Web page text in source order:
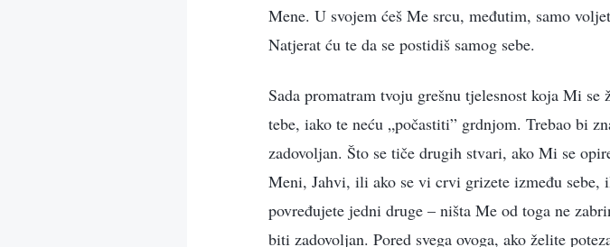
Mene. U svojem ćeš Me srcu, međutim, samo
Natjerat ću te da se postidiš samog sebe.
Sada promatram tvoju grešnu tjelesnost koja Mi
tebe, iako te neću „počastiti” grdnjom. Trebao bi
zadovoljan. Što se tiče drugih stvari, ako Mi se
Meni, Jahvi, ili ako se vi crvi grizete između
povređujete jedni druge – ništa Me od toga ne
biti zadovoljan. Pored svega ovoga, ako želite